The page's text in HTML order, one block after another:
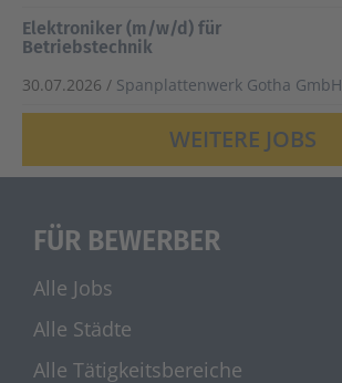
Elektroniker (m/w/d) für
Betriebstechnik
30.07.2026 / Spanplattenwerk Gotha GmbH
WEITERE JOBS
FÜR BEWERBER
Alle Jobs
Alle Städte
Alle Tätigkeitsbereiche